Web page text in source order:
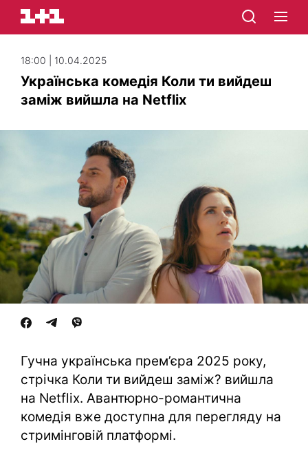
18:00 | 10.04.2025
Українська комедія Коли ти вийдеш
заміж вийшла на Netflix
Гучна українська прем’єра 2025 року,
стрічка Коли ти вийдеш заміж? вийшла
на Netflix. Авантюрно-романтична
комедія вже доступна для перегляду на
стримінговій платформі.